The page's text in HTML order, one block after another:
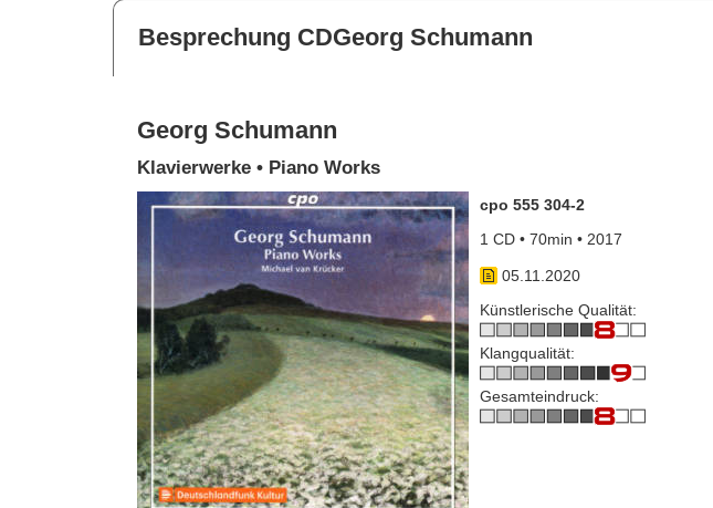
Besprechung CDGeorg Schumann
Georg Schumann
Klavierwerke • Piano Works
cpo 555 304-2
1 CD • 70min • 2017
05.11.2020
Künstlerische Qualität:
Klangqualität:
Gesamteindruck: